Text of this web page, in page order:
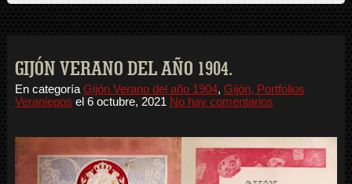
GIJÓN VERANO DEL AÑO 1904.
En categoría Gijón Verano del año 1904, Gijón, Portfolios
Veraniegos el 6 octubre, 2021 No hay comentarios